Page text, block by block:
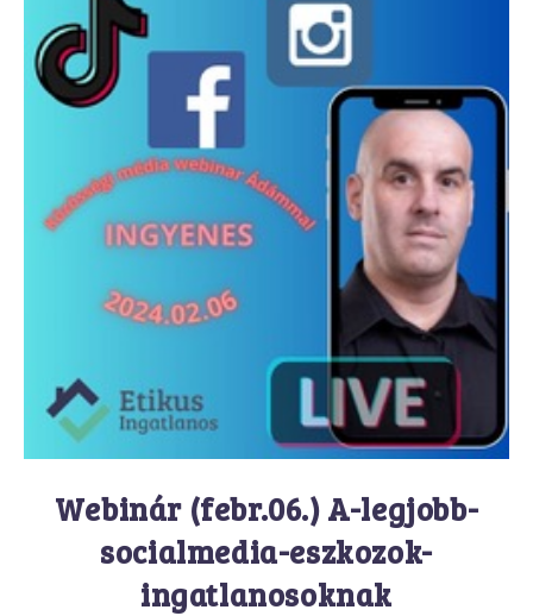
Webinár (febr.06.) A-legjobb-
socialmedia-eszkozok-
ingatlanosoknak